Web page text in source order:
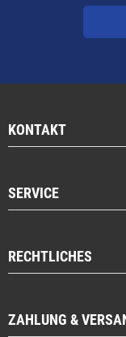
KONTAKT
SERVICE
RECHTLICHES
ZAHLUNG &